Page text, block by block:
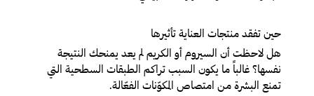
حين تفقد منتجات العناية تأثيرها
هل لاحظت أن السيروم أو الكريم لم يعد يمنحك النتيجة
نفسها؟ غالباً ما يكون السبب تراكم الطبقات السطحية التي
تمنع البشرة من امتصاص المكوّنات الفعّالة.